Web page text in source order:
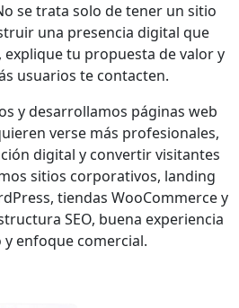
se trata solo de tener un sitio
una presencia digital que
tu propuesta de valor y
usuarios te contacten.
y desarrollamos páginas web
verse más profesionales,
digital y convertir visitantes
sitios corporativos, landing
tiendas WooCommerce y
SEO, buena experiencia
enfoque comercial.